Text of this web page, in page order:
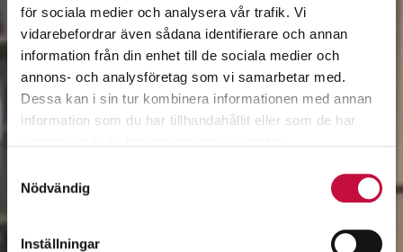
för sociala medier och analysera vår trafik. Vi
vidarebefordrar även sådana identifierare och annan
information från din enhet till de sociala medier och
annons- och analysföretag som vi samarbetar med.
Dessa kan i sin tur kombinera informationen med annan
information som du har tillhandahållit eller som de har
Nödvändig
Inställningar